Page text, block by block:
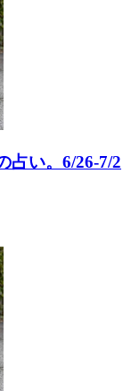
占い。6/26-7/2